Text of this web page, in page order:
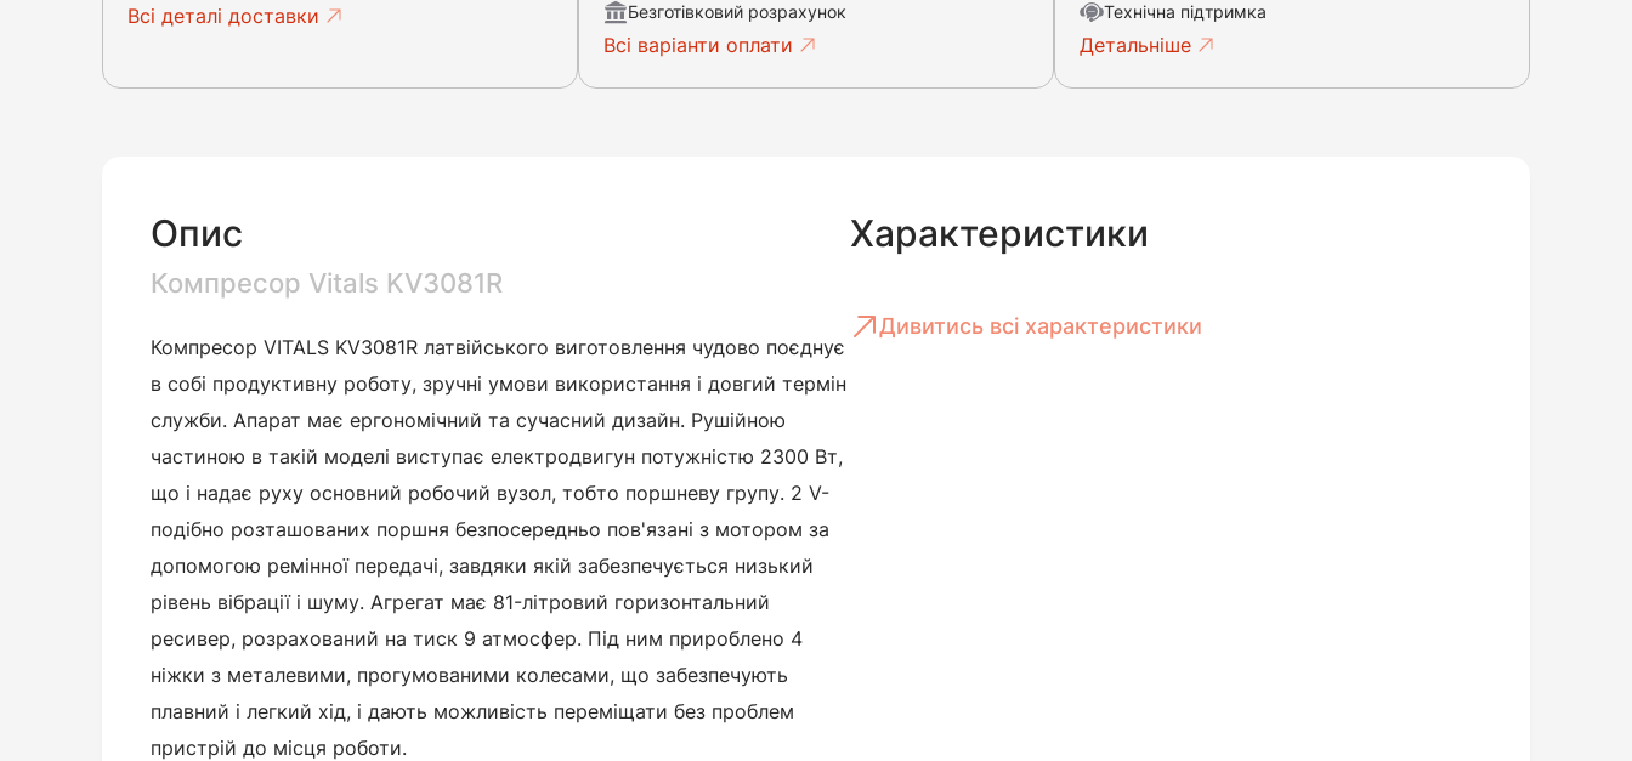
Всі деталі доставки
Безготівковий розрахунок
Всі варіанти оплати
Технічна підтримка
Детальніше
Опис
Компресор Vitals KV3081R
Компресор VITALS KV3081R латвійського виготовлення чудово поєднує
в собі продуктивну роботу, зручні умови використання і довгий термін
служби. Апарат має ергономічний та сучасний дизайн. Рушійною
частиною в такій моделі виступає електродвигун потужністю 2300 Вт,
що і надає руху основний робочий вузол, тобто поршневу групу. 2 V-
подібно розташованих поршня безпосередньо пов'язані з мотором за
допомогою ремінної передачі, завдяки якій забезпечується низький
рівень вібрації і шуму. Агрегат має 81-літровий горизонтальний
ресивер, розрахований на тиск 9 атмосфер. Під ним прироблено 4
ніжки з металевими, прогумованими колесами, що забезпечують
плавний і легкий хід, і дають можливість переміщати без проблем
пристрій до місця роботи.
Характеристики
Дивитись всі характеристики